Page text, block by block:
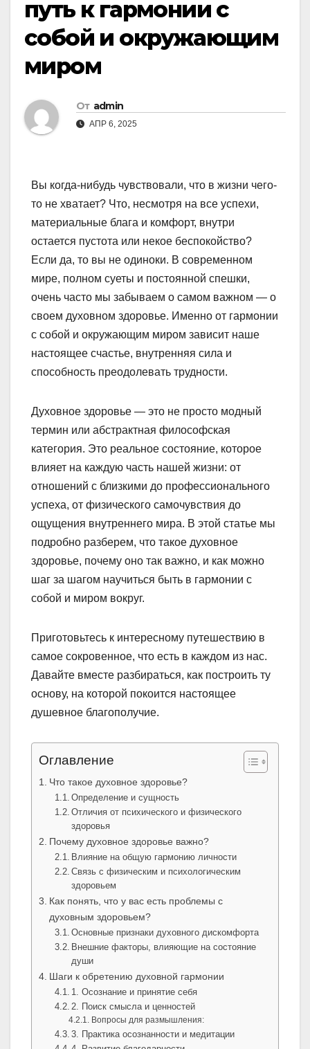
путь к гармонии с
собой и окружающим
миром
От admin
АПР 6, 2025
Вы когда-нибудь чувствовали, что в жизни чего-
то не хватает? Что, несмотря на все успехи,
материальные блага и комфорт, внутри
остается пустота или некое беспокойство?
Если да, то вы не одиноки. В современном
мире, полном суеты и постоянной спешки,
очень часто мы забываем о самом важном — о
своем духовном здоровье. Именно от гармонии
с собой и окружающим миром зависит наше
настоящее счастье, внутренняя сила и
способность преодолевать трудности.
Духовное здоровье — это не просто модный
термин или абстрактная философская
категория. Это реальное состояние, которое
влияет на каждую часть нашей жизни: от
отношений с близкими до профессионального
успеха, от физического самочувствия до
ощущения внутреннего мира. В этой статье мы
подробно разберем, что такое духовное
здоровье, почему оно так важно, и как можно
шаг за шагом научиться быть в гармонии с
собой и миром вокруг.
Приготовьтесь к интересному путешествию в
самое сокровенное, что есть в каждом из нас.
Давайте вместе разбираться, как построить ту
основу, на которой покоится настоящее
душевное благополучие.
Оглавление
Что такое духовное здоровье?
Определение и сущность
Отличия от психического и физического
здоровья
Почему духовное здоровье важно?
Влияние на общую гармонию личности
Связь с физическим и психологическим
здоровьем
Как понять, что у вас есть проблемы с
духовным здоровьем?
Основные признаки духовного дискомфорта
Внешние факторы, влияющие на состояние
души
Шаги к обретению духовной гармонии
1. Осознание и принятие себя
2. Поиск смысла и ценностей
Вопросы для размышления:
3. Практика осознанности и медитации